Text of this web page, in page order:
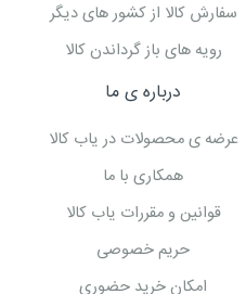
سفارش کالا از کشور های دیگر
رویه های باز گرداندن کالا
درباره ی ما
عرضه ی محصولات در یاب کالا
همکاری با ما
قوانین و مقررات یاب کالا
حریم خصوصی
امکان خرید حضوری